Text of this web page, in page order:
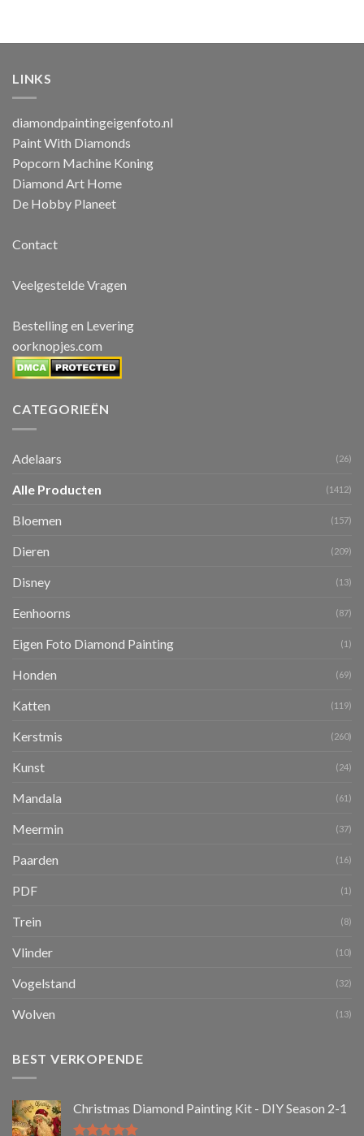
LINKS
diamondpaintingeigenfoto.nl
Paint With Diamonds
Popcorn Machine Koning
Diamond Art Home
De Hobby Planeet
Contact
Veelgestelde Vragen
Bestelling en Levering
oorknopjes.com
CATEGORIEËN
Adelaars (26)
Alle Producten (1412)
Bloemen (157)
Dieren (209)
Disney (13)
Eenhoorns (87)
Eigen Foto Diamond Painting (1)
Honden (69)
Katten (119)
Kerstmis (260)
Kunst (24)
Mandala (61)
Meermin (37)
Paarden (16)
PDF (1)
Trein (8)
Vlinder (10)
Vogelstand (32)
Wolven (13)
BEST VERKOPENDE
Christmas Diamond Painting Kit - DIY Season 2-1